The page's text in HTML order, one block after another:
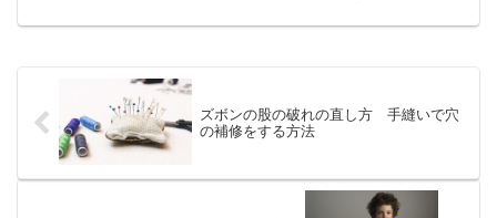
ズボンの股の破れの直し方 手縫いで穴
の補修をする方法